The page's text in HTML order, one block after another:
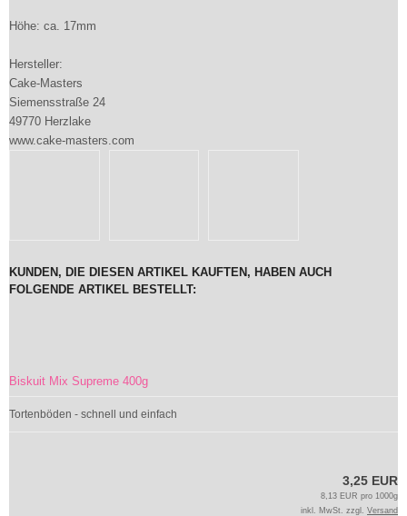
Höhe: ca. 17mm
Hersteller:
Cake-Masters
Siemensstraße 24
49770 Herzlake
www.cake-masters.com
KUNDEN, DIE DIESEN ARTIKEL KAUFTEN, HABEN AUCH
FOLGENDE ARTIKEL BESTELLT:
Biskuit Mix Supreme 400g
Tortenböden - schnell und einfach
3,25 EUR
8,13 EUR pro 1000g
inkl. MwSt. zzgl. Versand